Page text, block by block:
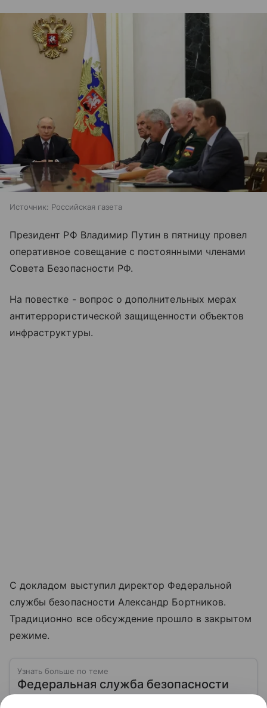
Источник: Российская газета
Президент РФ Владимир Путин в пятницу провел
оперативное совещание с постоянными членами
Совета Безопасности РФ.
На повестке - вопрос о дополнительных мерах
антитеррористической защищенности объектов
инфраструктуры.
С докладом выступил директор Федеральной
службы безопасности Александр Бортников.
Традиционно все обсуждение прошло в закрытом
режиме.
Узнать больше по теме
Федеральная служба безопасности